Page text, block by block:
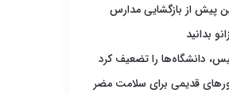
بدانید
دانشگاه‌ها را تضعیف کرد
قدیمی برای سلامت مضر